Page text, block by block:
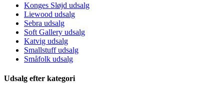
Konges Sløjd udsalg
Liewood udsalg
Sebra udsalg
Soft Gallery udsalg
Katvig udsalg
Smallstuff udsalg
Småfolk udsalg
Udsalg efter kategori